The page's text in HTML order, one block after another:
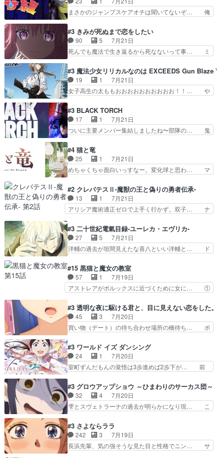
に家事の負担がかかってい… 三岳さんが隼人にと
って妹扱い止まりそうな…
は後に何らかの際に活躍するんやろ… アイシ
ャ、、、なんと末恐ろしい妹なんだ！… ルーデウ
しゃあない。狂犬かくましいつ来… 本作はぬるい
ハーレムではなく、真面目に一… エリスはしばら
くEDだけやね。アイシャ、…
まさかのジャンプスケアオチは聞いてないぞ… 俺
ャ子の従姉妹シュラ子登場。主人公眼福… 跡目争
いの新キャラ登場で、今回はシュール… めちゃ子
のいとこかわいい今回主人公の驚き… メチャ子を
くしゃみと鼻水が止まらなくなる… お父さんに押
をちびっ子にしたあの玉、も… 半裸の警官の方が
怖い。ライバルキャラかわ… 霊媒師が人の肩に霊
を乗せるな笑なんてモノ…
#3 きみが死ぬまで恋をしたい
90 5
7月21日
死んでも魔法で生き返るから死なないって事… ミ
ミ、最後のその顔は怖いよ...。てかタ… もはや人
間なのかも怪しい戦闘シーンがない… 今話第LO
／原画で参加させていただきまし… 皆大好き、ロ
リの全裸だーーーーーーッッッ… シーナとミミが
芽吹く百合の花。ミミ(c… ルームメイト1ヶ月経
ってシーナがミミの人… もう後戻りできないぞ」
してくるとは思わん…
#3 魔法少女リリカルなのは EXCEEDS Gun Blaze
19 1
7月21日
女子高生の太ももおおおおおおおおおお！！… や
瀬シイナと夜海トワ』今回はフォロワー… なのは
と出逢い炎の魔人の能力を人類の為に… ・シイ
ナ、トワと出会う親近感を感じる2人… 篠宮マナ
が登場したけど公式サイトに20歳… リリカルな
ちゃ食うやん魔人狩りチーム強… 人類滅亡寸前ま
で追い詰められていたのに、… 第３話をU-NEXT
で視聴しました。視聴…
#3 BLACK TORCH
17 1
7月21日
ついに主要メンバー集結しましたね〜部隊の… 鬼
描いたようなチョロインだったな。下半… 前回か
ら引き続いてじいさんとの決別の冒頭… あっちは
呪霊でこっちは物怪。忍者っぽいア… 護衛対象と
なる弐郎を連れて隠密局へ、彼の… →現状展開が
た弐郎は鬼子母神一華の護衛… 護衛はお尻一華、
ここは定番やっぱ物の怪の… ①敵は会話してる最
中の同乗者を物音一つ発…
#4 猫と竜
25 1
7月21日
めちゃくちゃ面白いっすなー。変化球と思わ… マ
代もの猫たちの誕生と成長を見守る猫竜… 前回猫
たちで熊退治をしていた中の一匹の猫… と思って
みにいったらクロバネのCV.速水… 「おじちゃん
は身内に甘い」で、いきなり笑… ガチで素晴らし
た子猫たちのその後が描か… 王子の旅の始まりは
確かにそうでしたよね！… リゼロ見終わっちゃっ
てほのぼの系がいいか…
#2 クレバテスⅡ-魔獣の王と偽りの勇者伝承-
13 1
7月21日
アリシア魔術適正ゼロで上手く行かず。双子… ナ
紹介の時台に乗ってるサラサ可愛いw学… ナイ
エ・シフォンリッツの出番が多くて嬉し… 石田で
こいつワルだな。なぜ大猿に変身した… 2冊目の
トアの書は学長の手に1話冒頭と合… アリシアと
たのにロリ化されて学生にされ… これはいい黒沢
ともよ。笑いのセンスも合う… ナイエのリアクシ
ョンが面白い。ローメイン…
#3 二十世紀電氣目録-ユーレカ・エヴリカ-
27 5
7月21日
洋輔の過去が垣間見えたな喜八といい洋輔と… ド
が目録に固執する理由もほぼ明らかとな… これ京
アニだったのかそのわりにはそこまで… 清六兄ち
ゃんと喜八、清六と洋輔それぞれの… 化学的作用
に依りて継続して…電池と称すっ… 洋輔、清六の
えてみんなで物作りで一気に… 作画は最高なのに
話がつまらない。やっぱ京… 天下り式に竹のフィ
ラメントが出てきたのは…
#15 黒猫と魔女の教室
57 1
7月19日
アストレアがポルックスに近づくために女に… ①
はアストレアの野望による性転換、後半… アスト
レア君の作戦に皆巻き込まれてて草捕… アストレ
アが作った薬によって男女入れ替わ… アルトレア
がポルックスのこと好きとは言え… アストレアが
払い騒動と賑やかでいいねw… 偉大な父を持つが
故の悩(独自のおっぱい論… 鉄板中の鉄板、性転
換と酩酊ネタの二連発(…
#3 透明な夜に駆ける君と、目に見えない恋をした。
45 3
7月20日
買い物（デート）の待ち合わせ場所の橋待ち… ボ
を照らす打ち上げ花火。人混みの中、み… どんど
んキュンが増えていく展開に毎回わく… ちょこっ
と書ければと風が吹き手元にあった… 』は、率直
に言って脚本と演出が悪いと思う… 小春の目が見
と、空野の億劫さがリアルだ… かけると小春、二
人が一緒に過ごす時間が描… ヒロインの目が不自
由だから音を大切にして…
#3 ワールド イズ ダンシング
24 1
7月20日
室町ずんだもんの覚悟は3歩進めば2歩下が… 前
が主人公の漫画がアニメになったらし… 壮絶だっ
た…30分で2時間の映画のように… すべての表現
がピタリと揃った傑作本当に素… たまに現れて謎
のアドバイスをしてくれるお… 可愛いキャラデザ
とが決まる。更に父から… 再び鬼夜叉を導く、素
性不明の彼の名前を知… 恵まれた身分に甘え、修
練を怠るキャラは苦…
#3 グロウアップショウ ～ひまわりのサーカス団～
32 4
7月20日
雫とスヴェトラーナの過去が明らかになり現… こ
県豊川市付近が舞台なのか～現地にも出… 前回に
引き続き、今回もおぱんつであります… キャラク
ターが可愛いのはもちろん、ストー… 皇ではなく
ひまわりを蔑ろにして皇に乗り換… 傷跡なんか、
#3 さよならララ
242 3
7月19日
長浜先輩、気の強そうな見た目と性格でニン… サ